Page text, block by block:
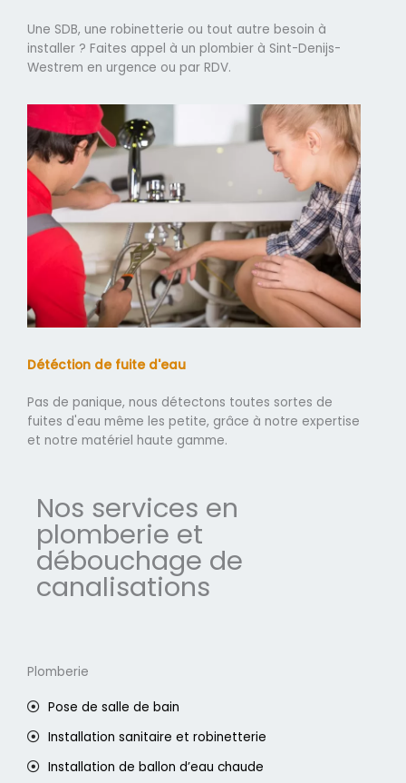
Une SDB, une robinetterie ou tout autre besoin à
installer ? Faites appel à un plombier à Sint-Denijs-
Westrem en urgence ou par RDV.
Détéction de fuite d'eau
Pas de panique, nous détectons toutes sortes de
fuites d'eau même les petite, grâce à notre expertise
et notre matériel haute gamme.
Nos services en
plomberie et
débouchage de
canalisations
Plomberie
Pose de salle de bain
Installation sanitaire et robinetterie
Installation de ballon d’eau chaude